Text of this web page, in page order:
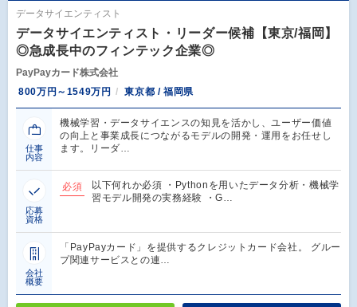
データサイエンティスト
データサイエンティスト・リーダー候補【東京/福岡】
◎急成長中のフィンテック企業◎
PayPayカード株式会社
800万円～1549万円
東京都 / 福岡県
仕事
内容
機械学習・データサイエンスの知見を活かし、ユーザー価値
の向上と事業成長につながるモデルの開発・運用をお任せし
ます。リーダ…
応募
資格
必須
以下何れか必須 ・Pythonを用いたデータ分析・機械学
習モデル開発の実務経験 ・G…
会社
概要
「PayPayカード」を提供するクレジットカード会社。 グルー
プ関連サービスとの連…